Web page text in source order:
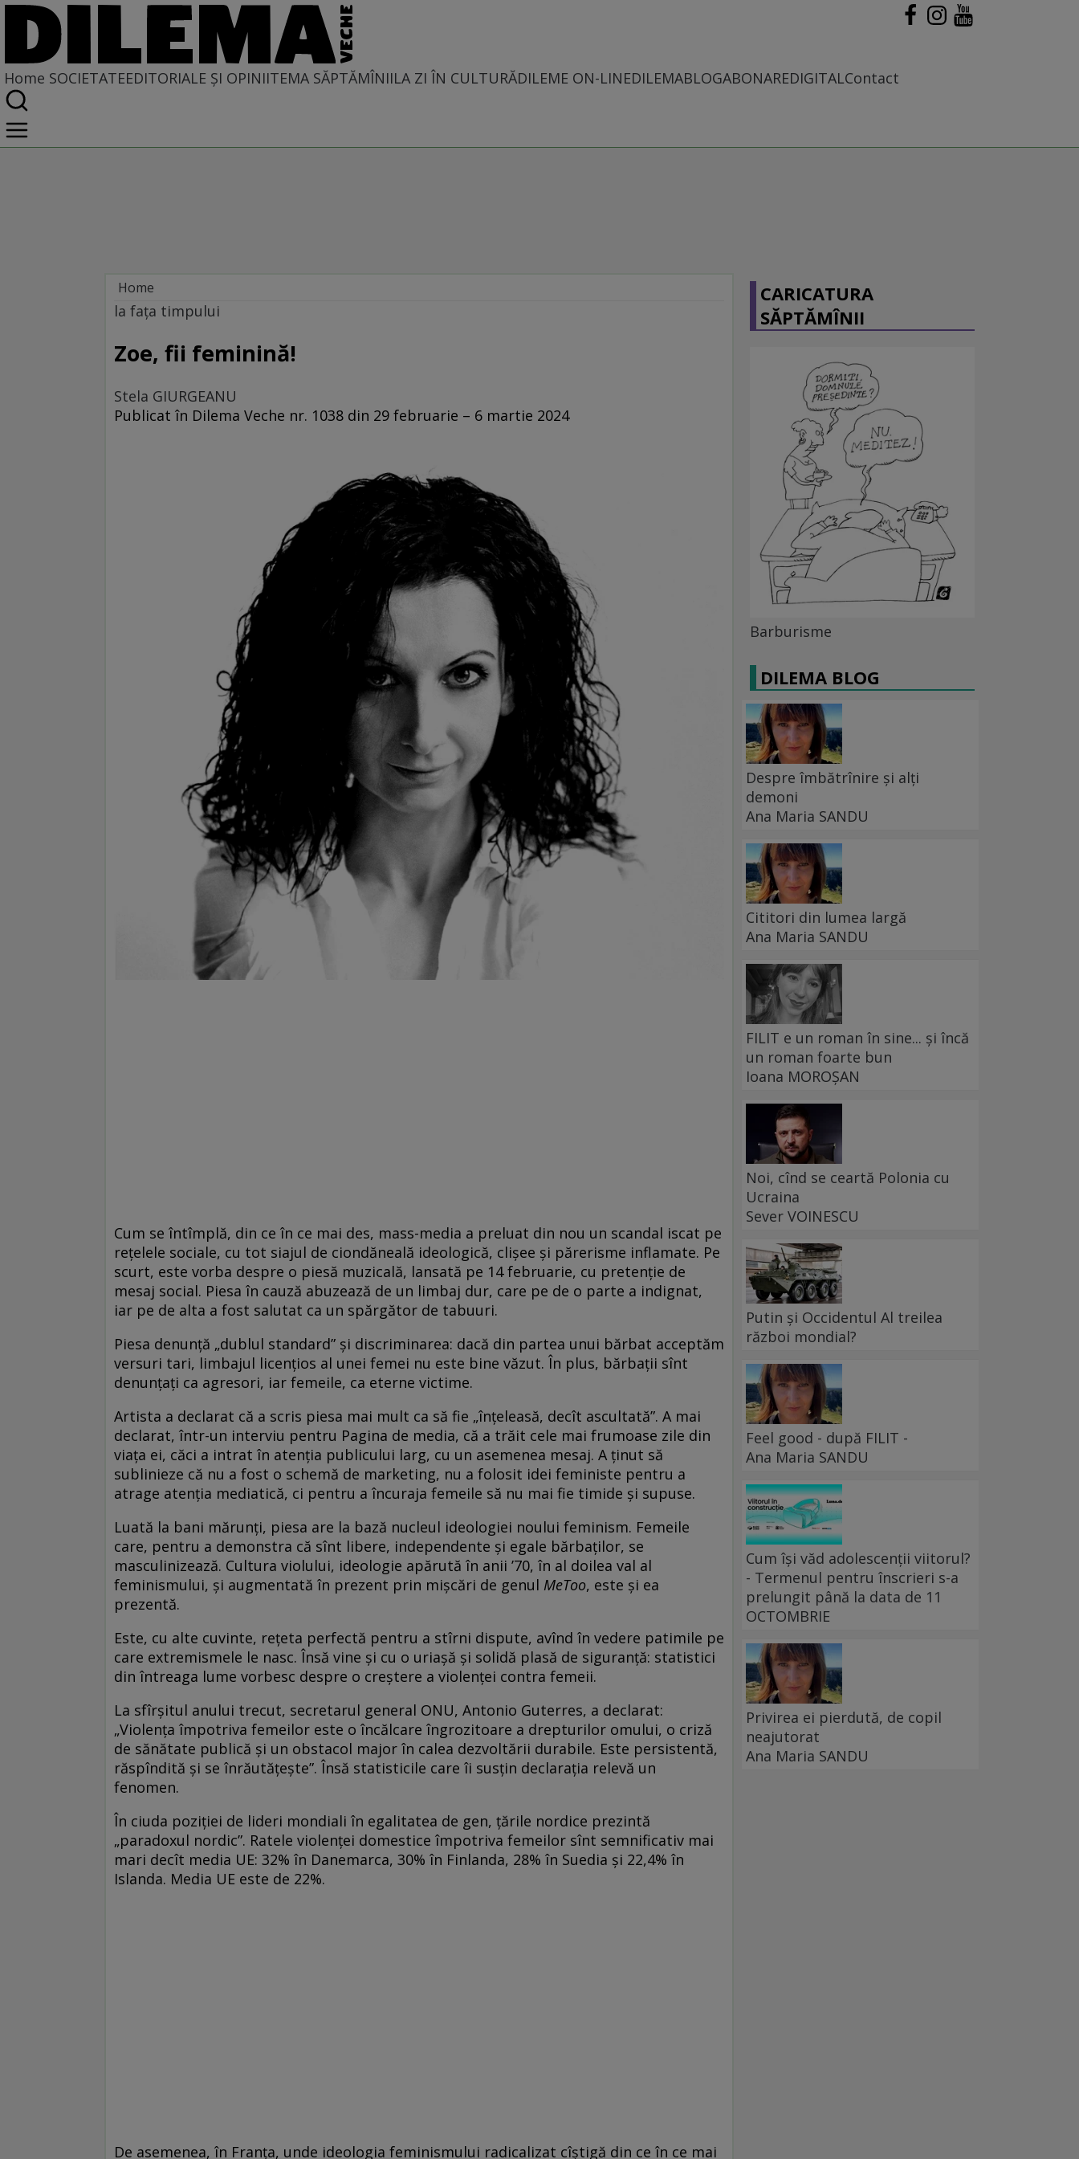
Home SOCIETATEEDITORIALE ȘI OPINIITEMA SĂPTĂMÎNIILA ZI ÎN CULTURĂDILEME ON-LINEDILEMABLOGABONAREDIGITALContact
Home
Societate
la fața timpului
Zoe, fii feminină!
Stela GIURGEANU
Publicat în Dilema Veche nr. 1038 din 29 februarie – 6 martie 2024
Cum se întîmplă, din ce în ce mai des, mass-media a preluat din nou un scandal iscat pe
rețelele sociale, cu tot siajul de ciondăneală ideologică, clișee și părerisme inflamate. Pe
scurt, este vorba despre o piesă muzicală, lansată pe 14 februarie, cu pretenție de
mesaj social. Piesa în cauză abuzează de un limbaj dur, care pe de o parte a indignat,
iar pe de alta a fost salutat ca un spărgător de tabuuri.
Piesa denunță „dublul standard” și discriminarea: dacă din partea unui bărbat acceptăm
versuri tari, limbajul licențios al unei femei nu este bine văzut. În plus, bărbații sînt
denunțați ca agresori, iar femeile, ca eterne victime.
Artista a declarat că a scris piesa mai mult ca să fie „înțeleasă, decît ascultată”. A mai
declarat, într-un interviu pentru Pagina de media, că a trăit cele mai frumoase zile din
viața ei, căci a intrat în atenția publicului larg, cu un asemenea mesaj. A ținut să
sublinieze că nu a fost o schemă de marketing, nu a folosit idei feministe pentru a
atrage atenția mediatică, ci pentru a încuraja femeile să nu mai fie timide și supuse.
Luată la bani mărunți, piesa are la bază nucleul ideologiei noului feminism. Femeile
care, pentru a demonstra că sînt libere, independente și egale bărbaților, se
masculinizează. Cultura violului, ideologie apărută în anii ’70, în al doilea val al
feminismului, și augmentată în prezent prin mișcări de genul MeToo, este și ea
prezentă.
Este, cu alte cuvinte, rețeta perfectă pentru a stîrni dispute, avînd în vedere patimile pe
care extremismele le nasc. Însă vine și cu o uriașă și solidă plasă de siguranță: statistici
din întreaga lume vorbesc despre o creștere a violenței contra femeii.
La sfîrșitul anului trecut, secretarul general ONU, Antonio Guterres, a declarat:
„Violența împotriva femeilor este o încălcare îngrozitoare a drepturilor omului, o criză
de sănătate publică și un obstacol major în calea dezvoltării durabile. Este persistentă,
răspîndită și se înrăutățește”. Însă statisticile care îi susțin declarația relevă un
fenomen.
În ciuda poziției de lideri mondiali în egalitatea de gen, țările nordice prezintă
„paradoxul nordic”. Ratele violenței domestice împotriva femeilor sînt semnificativ mai
mari decît media UE: 32% în Danemarca, 30% în Finlanda, 28% în Suedia și 22,4% în
Islanda. Media UE este de 22%.
De asemenea, în Franța, unde ideologia feminismului radicalizat cîștigă din ce în ce mai
CARICATURA
SĂPTĂMÎNII
Barburisme
DILEMA BLOG
Despre îmbătrînire și alți
demoni
Ana Maria SANDU
Cititori din lumea largă
Ana Maria SANDU
FILIT e un roman în sine... și încă
un roman foarte bun
Ioana MOROȘAN
Noi, cînd se ceartă Polonia cu
Ucraina
Sever VOINESCU
Putin și Occidentul Al treilea
război mondial?
Feel good - după FILIT -
Ana Maria SANDU
Cum își văd adolescenții viitorul?
- Termenul pentru înscrieri s-a
prelungit până la data de 11
OCTOMBRIE
Privirea ei pierdută, de copil
neajutorat
Ana Maria SANDU